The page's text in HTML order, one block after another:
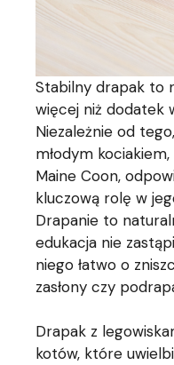
Stabilny drapak to
więcej niż dodatek
Niezależnie od
młodym
Maine Coon,
kluczową rolę w
Drapanie to
edukacja nie
niego łatwo o
zasłony czy
Drapak z
kotów, które